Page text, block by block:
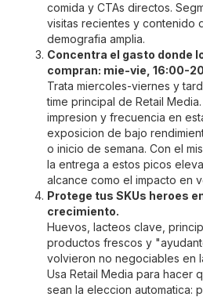
comida y CTAs directos.
visitas recientes y contenido
demografia amplia.
Concentra el gasto donde
compran: mie-vie, 16:00-
Trata miercoles-viernes y
time principal de Retail
impresion y frecuencia en
exposicion de bajo
o inicio de semana. Con el
la entrega a estos picos
alcance como el impacto en
Protege tus SKUs heroes
crecimiento.
Huevos, lacteos clave,
productos frescos y
volvieron no negociables en
Usa Retail Media para hacer
sean la eleccion automatica: